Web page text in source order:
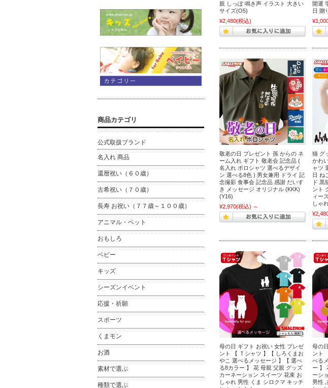
親 しっぽ 鳴き声 イラスト 大きい
サイズ(O5)
¥2,480(税込)
開運
日 贈
敬老の日 プレゼント 孫 からの ネ
ーム入れ ギフト 敬老会 記念品 (
名入れ ポロシャツ 選べるデザイ
ン 選べる8色 ) 男女兼用 ドライ 記
念撮影 食事会 記念品 感謝 だいす
き メッセージ オリジナル (KKK)
(Y16)
¥2,970(税込) ～
猫 グ
かわ
ャツ
日 ね
ド 黒
ント
ィー
しゃ
母の日 ギフト お祝い 女性 プレゼ
ント 【 Ｔシャツ 】【 しろくまお
やこ 選べるメッセージ 】【 選べ
る8カラー 】 花 母親 父親 グッズ
カーネーション スイーツ 花束 お
しゃれ 男性 くま シロクマ キッチ
母の
ント
べる
ー 】
ーシ
男性
商品カテゴリ
公式取扱ブランド
名入れ 商品
還暦祝い（６０歳）
古希祝い（７０歳）
長寿 お祝い（７７歳～１００歳）
アニマル・ペット
おもしろ
ベビー
キッズ
シーズンイベント
応援・祈願
スポーツ
くまモン
お酒
素材で選ぶ
種類で選ぶ